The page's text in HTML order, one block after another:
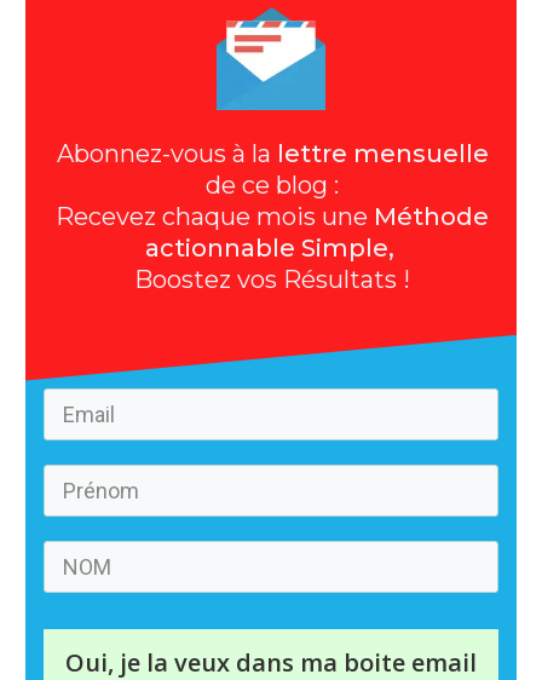
Abonnez-vous à la lettre mensuelle
de ce blog :
Recevez chaque mois une Méthode
actionnable Simple,
Boostez vos Résultats !
Oui, je la veux dans ma boite email